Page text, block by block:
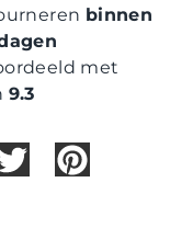
binnen
met
9.3